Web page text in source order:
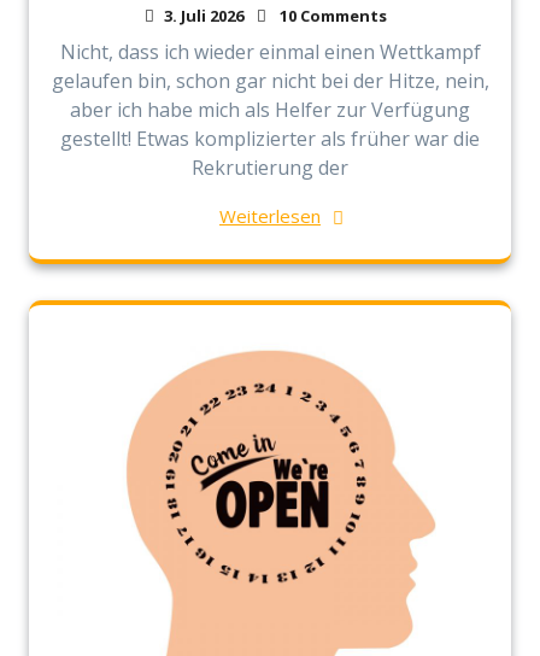
3. Juli 2026 10 Comments
Nicht, dass ich wieder einmal einen Wettkampf
gelaufen bin, schon gar nicht bei der Hitze, nein,
aber ich habe mich als Helfer zur Verfügung
gestellt! Etwas komplizierter als früher war die
Rekrutierung der
Weiterlesen